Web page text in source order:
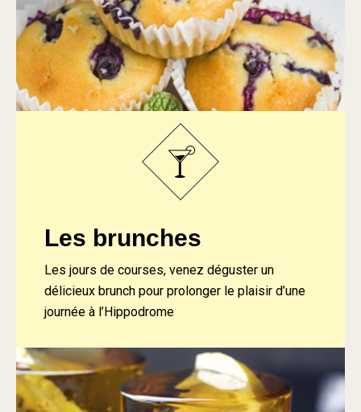
Les brunches
Les jours de courses, venez déguster un
délicieux brunch pour prolonger le plaisir d’une
journée à l’Hippodrome